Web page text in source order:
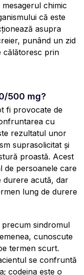
chimic
că este
asupra
punând un zid
călătoresc prin
500 mg?
fi provocate de
cu
rezultatul unor
suprasolicitat și
proastă. Acest
de persoanele care
durere acută, dar
lung de durere
sindromul
cunoscute
termen scurt.
se confruntă
codeina este o